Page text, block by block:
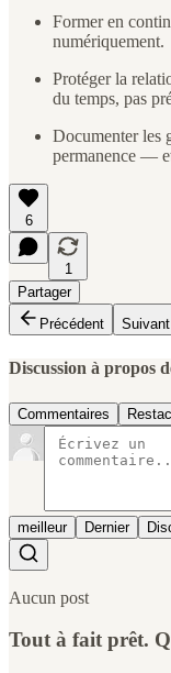
Former en
numériquement.
Protéger la
du temps, pas
Documenter les
permanence —
6
1
Partager
Précédent
Suivant
Discussion à propos
Commentaires
meilleur Dernier
Aucun post
Tout à fait prêt.